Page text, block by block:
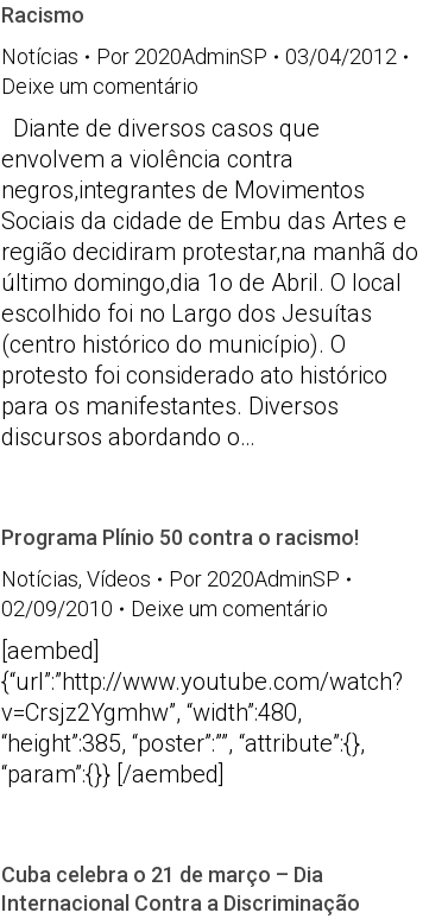
Racismo
Notícias
Por 2020AdminSP
03/04/2012
Deixe um comentário
Diante de diversos casos que
envolvem a violência contra
negros,integrantes de Movimentos
Sociais da cidade de Embu das Artes e
região decidiram protestar,na manhã do
último domingo,dia 1o de Abril. O local
escolhido foi no Largo dos Jesuítas
(centro histórico do município). O
protesto foi considerado ato histórico
para os manifestantes. Diversos
discursos abordando o…
Programa Plínio 50 contra o racismo!
Notícias, Vídeos Por 2020AdminSP
02/09/2010
Deixe um comentário
[aembed]
{“url”:”http://www.youtube.com/watch?
v=Crsjz2Ygmhw”, “width”:480,
“height”:385, “poster”:””, “attribute”:{},
“param”:{}} [/aembed]
Cuba celebra o 21 de março – Dia
Internacional Contra a Discriminação